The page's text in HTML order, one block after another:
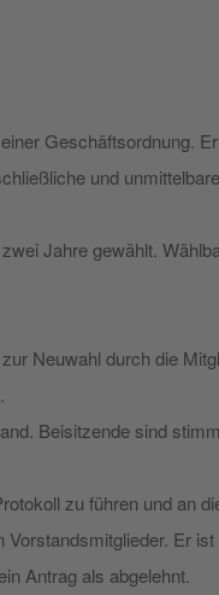
Geschäftsordnung.
und
Jahre gewählt.
Neuwahl durch die
Beisitzende sind
zu führen und an
Er
Antrag als abgelehnt.